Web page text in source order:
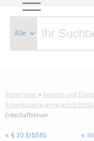
Steuertipps Gesetze und
Schenkungsteuergesetz (ErbStG)
Erbschaftsteuer
« § 20 ErbStG
«